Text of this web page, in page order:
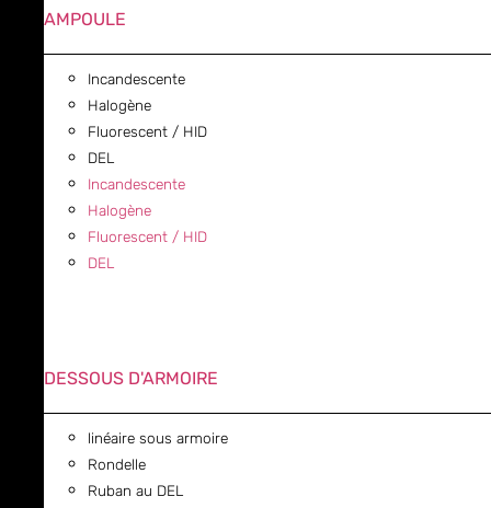
AMPOULE
Incandescente
Halogène
Fluorescent / HID
DEL
Incandescente
Halogène
Fluorescent / HID
DEL
DESSOUS D'ARMOIRE
linéaire sous armoire
Rondelle
Ruban au DEL